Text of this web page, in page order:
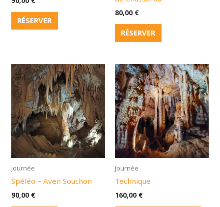
RÉSERVER
80,00 €
RÉSERVER
Journée
Spéléo – Aven Souchon
90,00 €
Journée
Technique
160,00 €